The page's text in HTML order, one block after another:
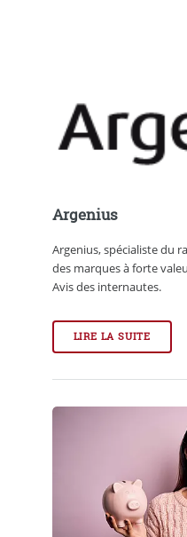
Argenius
Argenius, spécialiste du
des marques à forte
Avis des internautes.
LIRE LA SUITE